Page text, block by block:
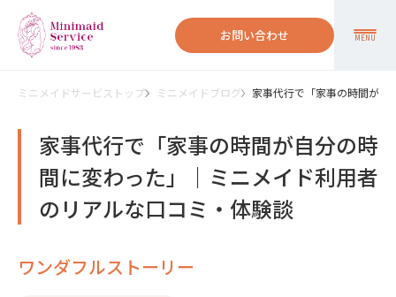
お問い合わせ MENU
ミニメイドサービストップ ミニメイドブログ 家事代行で「家事の時間が
家事代行で「家事の時間が自分の時
間に変わった」｜ミニメイド利用者
のリアルな口コミ・体験談
ワンダフルストーリー